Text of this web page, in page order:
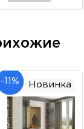
-11% Новинка